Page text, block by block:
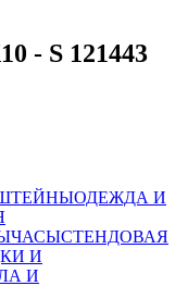
- S 121443
ОДЕЖДА И
ЧАСЫСТЕНДОВАЯ
И
И